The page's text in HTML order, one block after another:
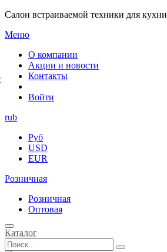
Салон встраиваемой техники для кухни
Меню
О компании
Акции и новости
Контакты
Войти
rub
Руб
USD
EUR
Розничная
Розничная
Оптовая
Каталог